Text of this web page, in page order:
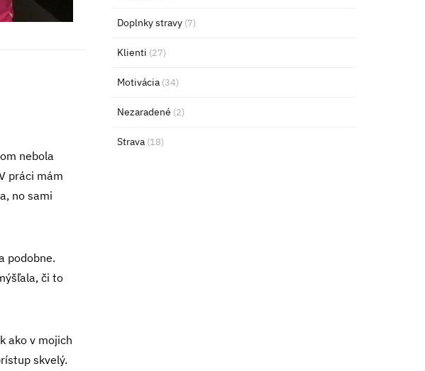
nebola
práci mám
no sami
podobne.
či to
ako v mojich
skvelý.
Doplnky stravy(7)
Klienti (27)
Motivácia(34)
Nezaradené (2)
Strava(18)